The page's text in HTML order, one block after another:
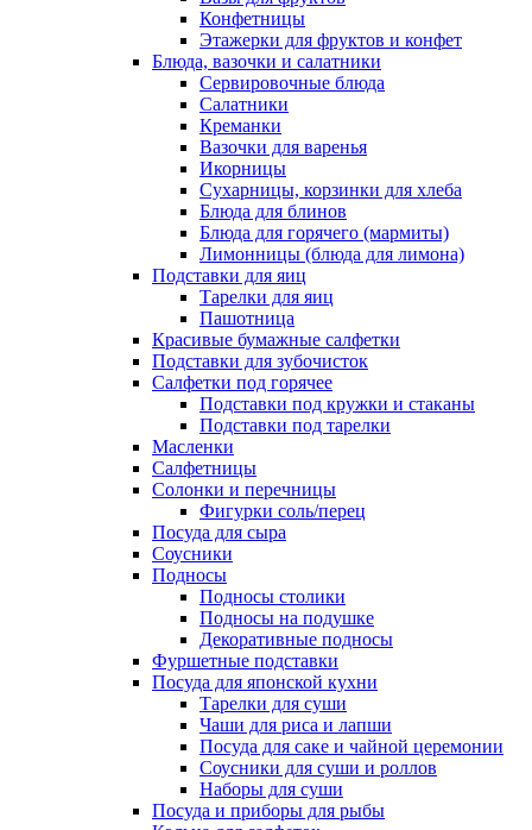
Конфетницы
Этажерки для фруктов и конфет
Блюда, вазочки и салатники
Сервировочные блюда
Салатники
Креманки
Вазочки для варенья
Икорницы
Сухарницы, корзинки для хлеба
Блюда для блинов
Блюда для горячего (мармиты)
Лимонницы (блюда для лимона)
Подставки для яиц
Тарелки для яиц
Пашотница
Красивые бумажные салфетки
Подставки для зубочисток
Салфетки под горячее
Подставки под кружки и стаканы
Подставки под тарелки
Масленки
Салфетницы
Солонки и перечницы
Фигурки соль/перец
Посуда для сыра
Соусники
Подносы
Подносы столики
Подносы на подушке
Декоративные подносы
Фуршетные подставки
Посуда для японской кухни
Тарелки для суши
Чаши для риса и лапши
Посуда для саке и чайной церемонии
Соусники для суши и роллов
Наборы для суши
Посуда и приборы для рыбы